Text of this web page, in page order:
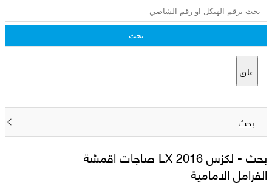
بحث
غلق
بحث
بحث - لكزس 2016 LX صاجات اقمشة
الفرامل الامامية